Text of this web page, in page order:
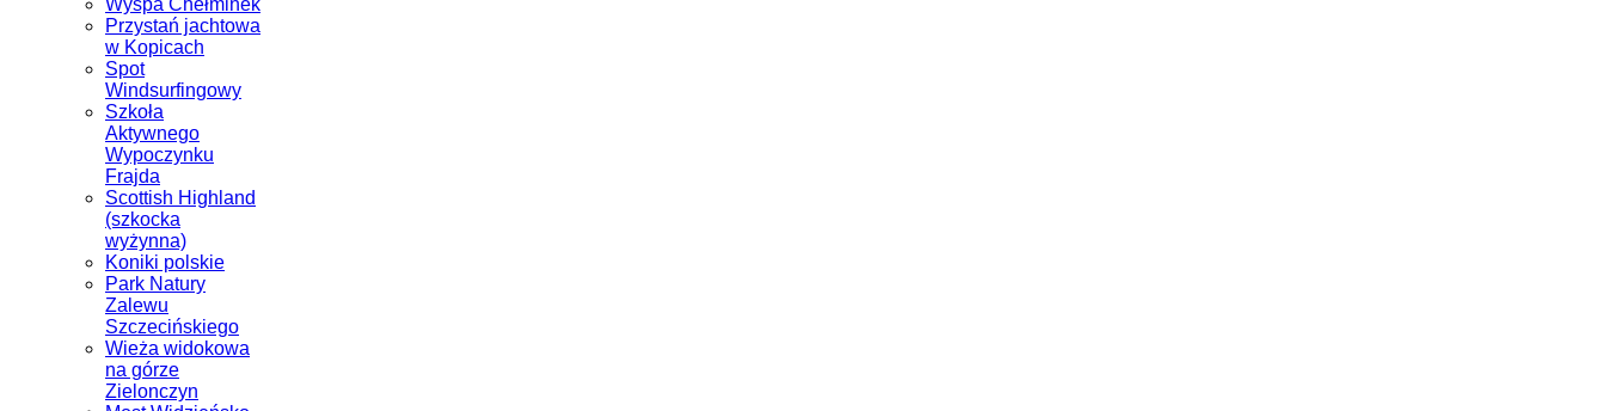
Wyspa Chełminek
Przystań jachtowa
w Kopicach
Spot
Windsurfingowy
Szkoła
Aktywnego
Wypoczynku
Frajda
Scottish Highland
(szkocka
wyżynna)
Koniki polskie
Park Natury
Zalewu
Szczecińskiego
Wieża widokowa
na górze
Zielonczyn